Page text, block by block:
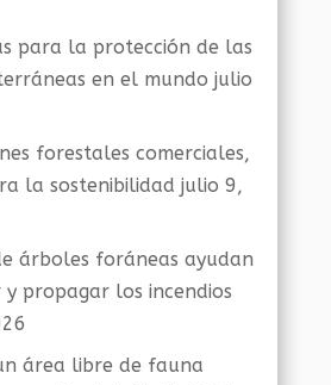
para la protección de las
en el mundo julio
forestales comerciales,
la sostenibilidad julio 9,
árboles foráneas ayudan
propagar los incendios
área libre de fauna